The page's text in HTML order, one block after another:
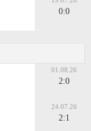
0:0
01.08.26
2:0
24.07.26
2:1